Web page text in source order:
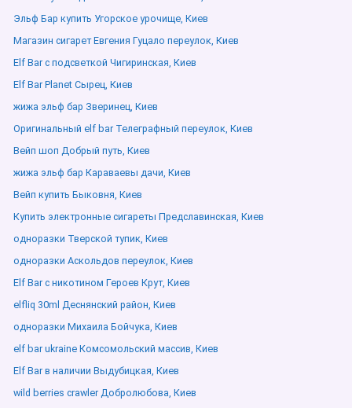
Эльф Бар купить Угорское урочище, Киев
Магазин сигарет Евгения Гуцало переулок, Киев
Elf Bar с подсветкой Чигиринская, Киев
Elf Bar Planet Сырец, Киев
жижа эльф бар Зверинец, Киев
Оригинальный elf bar Телеграфный переулок, Киев
Вейп шоп Добрый путь, Киев
жижа эльф бар Караваевы дачи, Киев
Вейп купить Быковня, Киев
Купить электронные сигареты Предславинская, Киев
одноразки Тверской тупик, Киев
одноразки Аскольдов переулок, Киев
Elf Bar с никотином Героев Крут, Киев
elfliq 30ml Деснянский район, Киев
одноразки Михаила Бойчука, Киев
elf bar ukraine Комсомольский массив, Киев
Elf Bar в наличии Выдубицкая, Киев
wild berries crawler Добролюбова, Киев